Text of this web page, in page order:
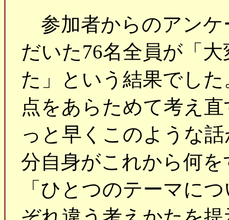
参加者からのアンケ
だいた76名全員が「
た」という結果でし
点をあらためて考え
っと早くこのような
分自身がこれから何
「ひとつのテーマに